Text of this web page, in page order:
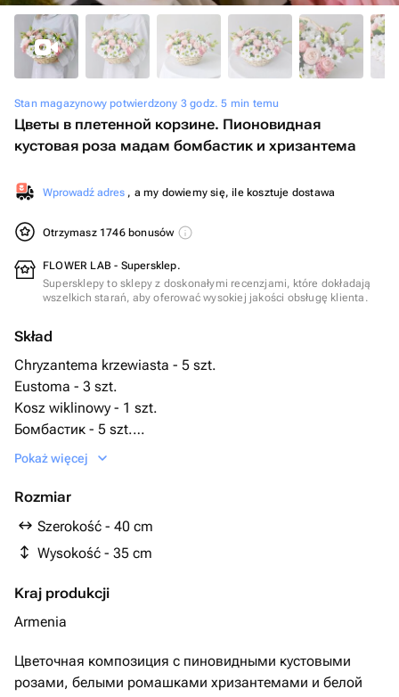
Stan magazynowy potwierdzony 3 godz. 5 min temu
Цветы в плетенной корзине. Пионовидная
кустовая роза мадам бомбастик и хризантема
Wprowadź adres , a my dowiemy się, ile kosztuje dostawa
Otrzymasz 1746 bonusów
FLOWER LAB - Supersklep.
Supersklepy to sklepy z doskonałymi recenzjami, które dokładają
wszelkich starań, aby oferować wysokiej jakości obsługę klienta.
Skład
Chryzantema krzewiasta - 5 szt.
Eustoma - 3 szt.
Kosz wiklinowy - 1 szt.
Бомбастик - 5 szt.
биофлор - 1 szt.
Pokaż więcej
Rozmiar
Szerokość - 40 cm
Wysokość - 35 cm
Kraj produkcji
Armenia
Цветочная композиция с пиновидными кустовыми
розами, белыми ромашками хризантемами и белой